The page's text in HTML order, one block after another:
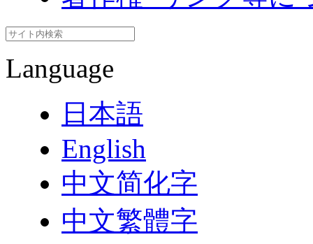
Language
日本語
English
中文简化字
中文繁體字